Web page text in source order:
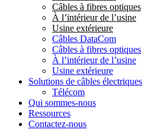
Câbles à fibres optiques
À l’intérieur de l’usine
Usine extérieure
Câbles DataCom
Câbles à fibres optiques
À l’intérieur de l’usine
Usine extérieure
Solutions de câbles électriques
Télécom
Qui sommes-nous
Ressources
Contactez-nous